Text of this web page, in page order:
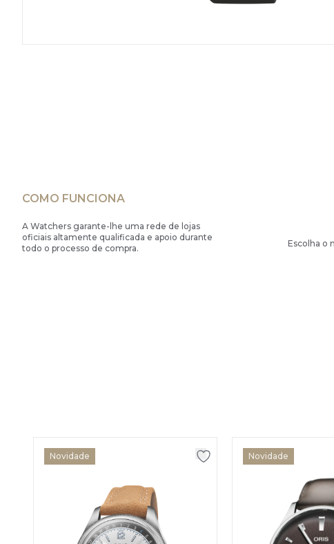
COMO FUNCIONA
A Watchers garante-lhe uma rede de lojas
oficiais altamente qualificada e apoio durante
todo o processo de compra.
Escolha o
Novidade Novidade